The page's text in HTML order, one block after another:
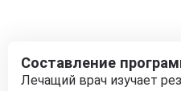
Составление
Лечащий врач изучает